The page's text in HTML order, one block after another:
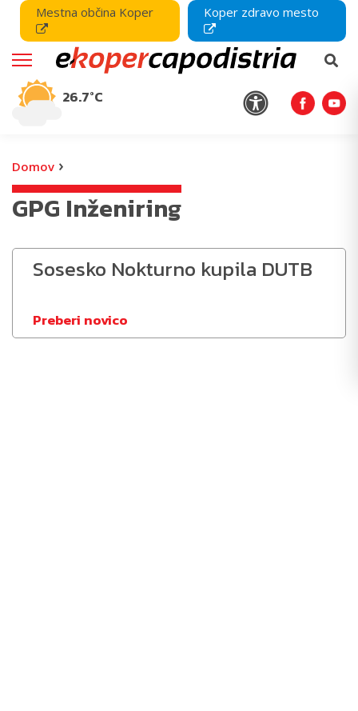
Mestna občina Koper Koper zdravo mesto
26.7°C
Domov ›
GPG Inženiring
Sosesko Nokturno kupila DUTB
Preberi novico